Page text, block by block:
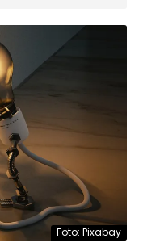
Foto: Pixabay